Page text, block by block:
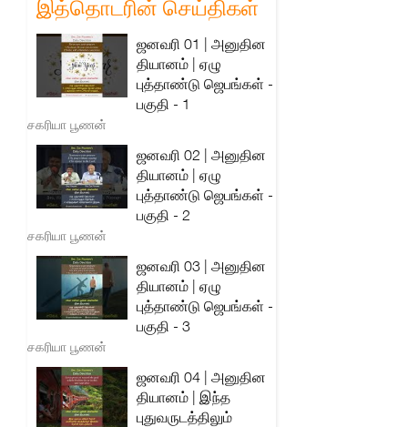
இத்தொடரின் செய்திகள்
ஜனவரி 01 | அனுதின
தியானம் | ஏழு
புத்தாண்டு ஜெபங்கள் -
பகுதி - 1
சகரியா பூணன்
ஜனவரி 02 | அனுதின
தியானம் | ஏழு
புத்தாண்டு ஜெபங்கள் -
பகுதி - 2
சகரியா பூணன்
ஜனவரி 03 | அனுதின
தியானம் | ஏழு
புத்தாண்டு ஜெபங்கள் -
பகுதி - 3
சகரியா பூணன்
ஜனவரி 04 | அனுதின
தியானம் | இந்த
புதுவருடத்திலும்